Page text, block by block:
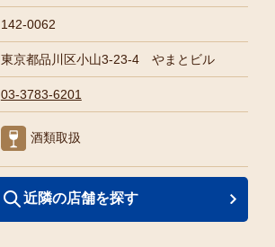
142-0062
東京都品川区小山3-23-4 やまとビル
03-3783-6201
酒類取扱